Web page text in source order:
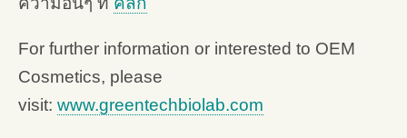
For further information or interested to OEM
Cosmetics, please
visit: www.greentechbiolab.com